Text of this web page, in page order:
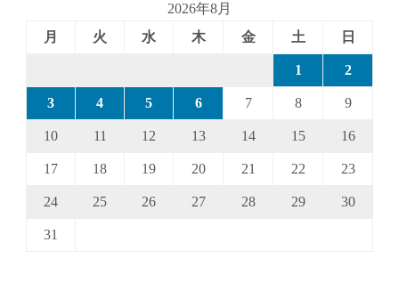
2026年8月
月
火 水 木 金 土 日
1 2
3 4 5 6 7 8 9
10 11 12 13 14 15 16
17 18 19 20 21 22 23
24 25 26 27 28 29 30
31